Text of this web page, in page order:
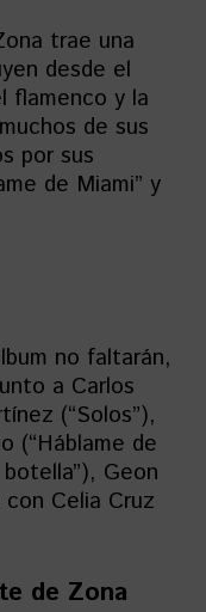
trae una
desde el
flamenco y la
de sus
por sus
de Miami” y
no faltarán,
a Carlos
(“Solos”),
(“Háblame de
Geon
con Celia Cruz
de Zona